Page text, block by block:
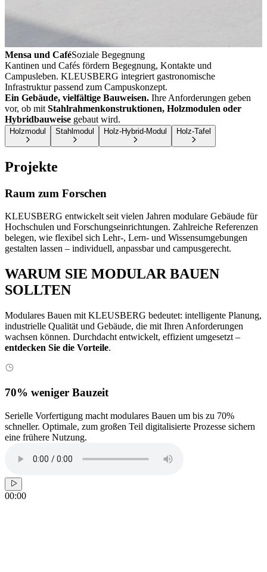
Mensa und CaféSoziale Begegnung
Kantinen und Cafés fördern Begegnung, Kontakte und
Campusleben. KLEUSBERG integriert gastronomische
Infrastruktur passend zum Campuskonzept.
Ein Gebäude, vielfältige Bauweisen. Ihre Anforderungen geben
vor, ob mit Stahlrahmenkonstruktionen, Holzmodulen oder
Hybridbauweise gebaut wird.
Holzmodul Stahlmodul Holz-Hybrid-Modul Holz-Tafel
Projekte
Raum zum Forschen
KLEUSBERG entwickelt seit vielen Jahren modulare Gebäude für
Hochschulen und Forschungseinrichtungen. Zahlreiche Referenzen
belegen, wie flexibel sich Lehr-, Lern- und Wissensumgebungen
gestalten lassen – individuell, anpassbar und campusgerecht.
WARUM SIE MODULAR BAUEN
SOLLTEN
Modulares Bauen mit KLEUSBERG bedeutet: intelligente Planung,
industrielle Qualität und Gebäude, die mit Ihren Anforderungen
wachsen können. Durchdacht entwickelt, effizient umgesetzt –
entdecken Sie die Vorteile.
70% weniger Bauzeit
Serielle Vorfertigung macht modulares Bauen um bis zu 70%
schneller. Optimale, zum großen Teil digitalisierte Prozesse sichern
eine frühere Nutzung.
00:00